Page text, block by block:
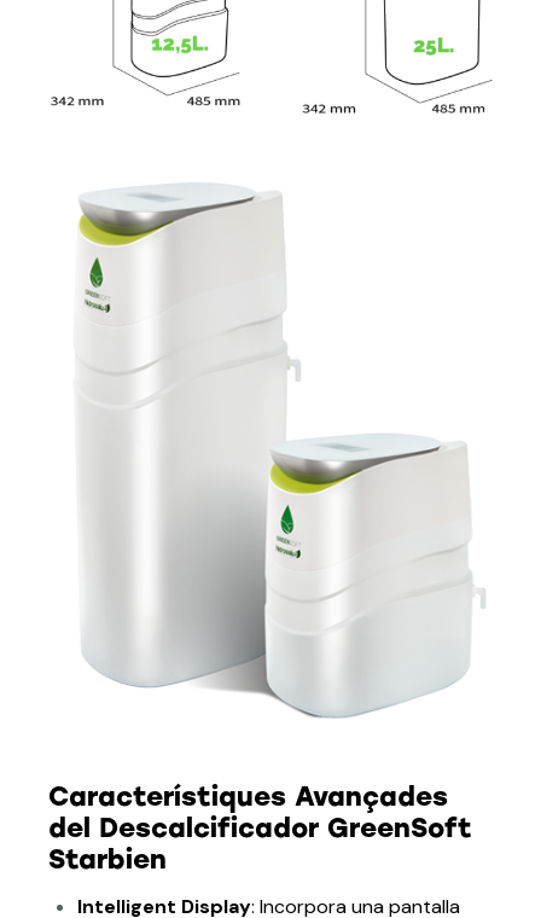
Característiques Avançades
del Descalcificador GreenSoft
Starbien
Intelligent Display: Incorpora una pantalla